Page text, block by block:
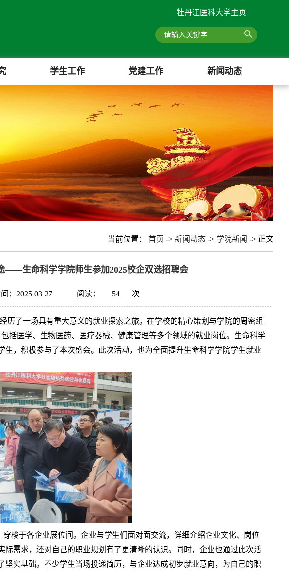
牡丹江医科大学主页
学生工作 党建工作 新闻动态
当前位置： 首页 -> 新闻动态 -> 学院新闻 -> 正文
——生命科学学院师生参加2025校企双选招聘会
：2025-03-27 阅读： 54 次
了一场具有重大意义的就业探索之旅。在学校的精心策划与学院的周密组
括医学、生物医药、医疗器械、健康管理等多个领域的就业岗位。生命科学
，积极参与了本次盛会。此次活动，也为全面提升生命科学学院学生就业
于各企业展位间。企业与学生们面对面交流，详细介绍企业文化、岗位
需求，还对自己的职业规划有了更清晰的认识。同时，企业也通过此次活
实基础。不少学生当场投递简历，与企业达成初步就业意向，为自己的职